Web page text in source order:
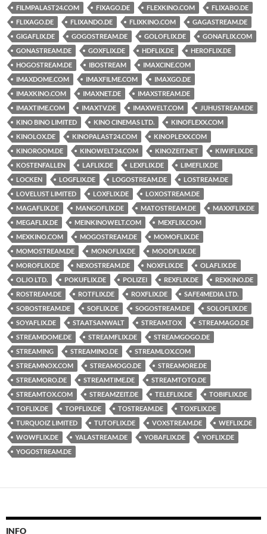
FILMPALAST24.COM
FIXAGO.DE FLEXKINO.COM
FLIXABO.DE
FLIXAGO.DE
FLIXANDO.DE FLIXKINO.COM
GAGASTREAM.DE
GIGAFLIX.DE
GOGOSTREAM.DE GOLOFLIX.DE
GONAFLIX.COM
GONASTREAM.DE
GOXFLIX.DE HDFLIX.DE
HEROFLIX.DE
HOGOSTREAM.DE
IBOSTREAM
IMAXCINE.COM
IMAXDOME.COM
IMAXFILME.COM
IMAXGO.DE
IMAXKINO.COM
IMAXNET.DE
IMAXSTREAM.DE
IMAXTIME.COM
IMAXTV.DE IMAXWELT.COM
JUHUSTREAM.DE
KINO BINO LIMITED
KINO CINEMAS LTD.
KINOFLEXX.COM
KINOLOX.DE
KINOPALAST24.COM
KINOPLEXX.COM
KINOROOM.DE
KINOWELT24.COM KINOZEIT.NET
KIWIFLIX.DE
KOSTENFALLEN
LAFLIX.DE LEXFLIX.DE
LIMEFLIX.DE
LOCKEN
LOGFLIX.DE LOGOSTREAM.DE
LOSTREAM.DE
LOVELUST LIMITED
LOXFLIX.DE
LOXOSTREAM.DE
MAGAFLIX.DE
MANGOFLIX.DE MATOSTREAM.DE
MAXXFLIX.DE
MEGAFLIX.DE
MEINKINOWELT.COM
MEXFLIX.COM
MEXKINO.COM
MOGOSTREAM.DE
MOMOFLIX.DE
MOMOSTREAM.DE
MONOFLIX.DE
MOODFLIX.DE
MOROFLIX.DE
NEXOSTREAM.DE NOXFLIX.DE
OLAFLIX.DE
OLJO LTD.
POKUFLIX.DE POLIZEI REXFLIX.DE
REXKINO.DE
ROSTREAM.DE
ROTFLIX.DE ROXFLIX.DE
SAFE4MEDIA LTD.
SOBOSTREAM.DE
SOFLIX.DE SOGOSTREAM.DE
SOLOFLIX.DE
SOYAFLIX.DE
STAATSANWALT STREAM.TOX
STREAMAGO.DE
STREAMDOME.DE
STREAMFLIX.DE
STREAMGOGO.DE
STREAMING
STREAMINO.DE
STREAMLOX.COM
STREAMNOX.COM
STREAMOGO.DE
STREAMORE.DE
STREAMORO.DE
STREAMTIME.DE
STREAMTOTO.DE
STREAMTOX.COM
STREAMZEIT.DE TELEFLIX.DE
TOBIFLIX.DE
TOFLIX.DE
TOPFLIX.DE TOSTREAM.DE
TOXFLIX.DE
TURQUOIZ LIMITED
TUTOFLIX.DE VOXSTREAM.DE
WEFLIX.DE
WOWFLIX.DE
YALASTREAM.DE YOBAFLIX.DE
YOFLIX.DE
YOGOSTREAM.DE
INFO